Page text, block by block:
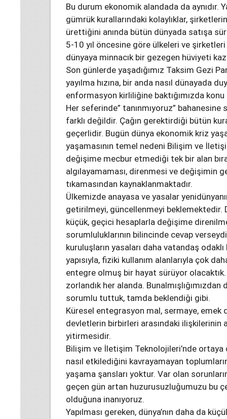
Bu durum ekonomik alandada da aynıdır.
gümrük kurallarındaki kolaylıklar,
ürettiğini anında bütün dünyada satışa
5-10 yıl öncesine göre ülkeleri ve
dünyaya minnacık bir gezegen hüviyeti
Son günlerde yaşadığımız Taksim Gezi
yayılma hızına, bir anda nasıl dünayada
enformasyon kirliliğine baktığımızda konu
Her seferinde” tanınmıyoruz” bahanesine
farklı değildir. Çağın gerektirdiği bütün
geçerlidir. Bugün dünya ekonomik kriz
yaşamasının temel nedeni Bilişim ve
değişime mecbur etmediği tek bir alan
algılayamaması, direnmesi ve değişimin
tıkamasından kaynaklanmaktadır.
Ülkemizde anayasa ve yasalar
getirilmeyi, güncellenmeyi beklemektedir.
küçük, geçici hesaplarla değişime
sorumluluklarının bilincinde cevap
kuruluşların yasaları daha vatandaş
yapısıyla, fiziki kullanım alanlarıyla çok
entegre olmuş bir hayat sürüyor
zorlandık her alanda.
sorumlu tuttuk, tamda beklendiği gibi.
Küresel entegrasyon mal, sermaye, emek
devletlerin birbirleri arasındaki ilişkilerinin
yitirmesidir.
Bilişim ve İletişim Teknolojileri’nde
nasıl etkilediğini kavrayamayan
yaşama şansları yoktur. Var olan
geçen gün artan huzurusuzluğumuzu bu
olduğuna inanıyoruz.
Yapılması gereken, dünya’nın daha da